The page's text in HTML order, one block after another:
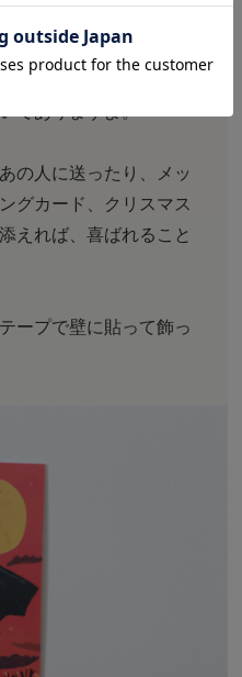
たり、フィンランド語
た楽しいところ。タイ
てありますよ。
の人に送ったり、メッ
グカード、クリスマス
えれば、喜ばれること
ープで壁に貼って飾っ